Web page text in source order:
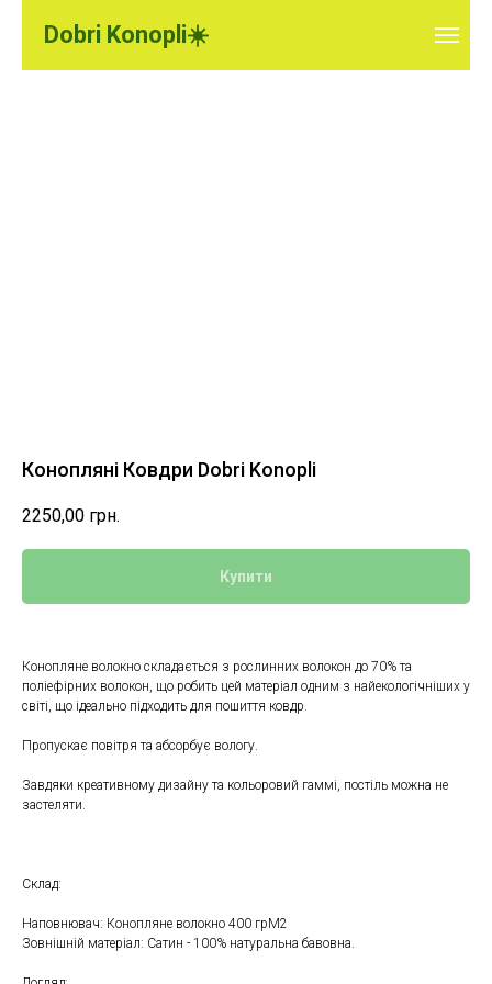
Dobri Konopli☀️
Конопляні Ковдри Dobri Konopli
2250,00 грн.
Купити
Конопляне волокно складається з рослинних волокон до 70% та
поліефірних волокон, що робить цей матеріал одним з найекологічніших у
світі, що ідеально підходить для пошиття ковдр.
Пропускає повітря та абсорбує вологу.
Завдяки креативному дизайну та кольоровий гаммі, постіль можна не
застеляти.
Склад:
Наповнювач: Конопляне волокно 400 грМ2
Зовнішній матеріал: Сатин - 100% натуральна бавовна.